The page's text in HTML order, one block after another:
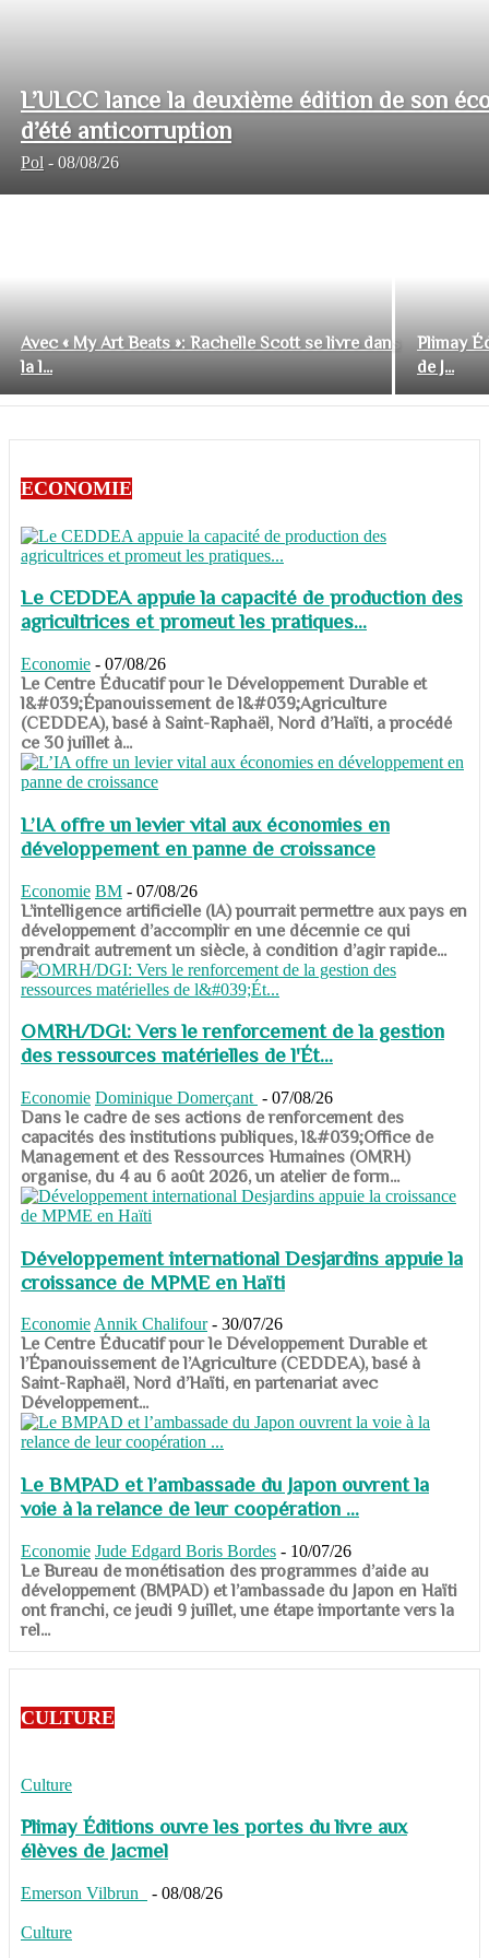
L’ULCC lance la deuxième édition de son
d’été anticorruption
Pol - 08/08/26
Avec « My Art Beats »: Rachelle Scott se livre dans
la l...
Plimay
de J...
ECONOMIE
Le CEDDEA appuie la capacité de production des
agricultrices et promeut les pratiques...
Economie - 07/08/26
​​​​​​​Le Centre Éducatif pour le Développement Durable et
l&#039;Épanouissement de l&#039;Agriculture
(CEDDEA), basé à Saint-Raphaël, Nord d’Haïti, a procédé
ce 30 juillet à...
L’IA offre un levier vital aux économies en
développement en panne de croissance
Economie BM - 07/08/26
​​​​​​​L’intelligence artificielle (IA) pourrait permettre aux pays en
développement d’accomplir en une décennie ce qui
prendrait autrement un siècle, à condition d’agir rapide...
OMRH/DGI: Vers le renforcement de la gestion
des ressources matérielles de l'Ét...
Economie Dominique Domerçant - 07/08/26
Dans le cadre de ses actions de renforcement des
capacités des institutions publiques, l&#039;Office de
Management et des Ressources Humaines (OMRH)
organise, du 4 au 6 août 2026, un atelier de form...
Développement international Desjardins appuie la
croissance de MPME en Haïti
Economie Annik Chalifour - 30/07/26
​​​​​​​Le Centre Éducatif pour le Développement Durable et
l’Épanouissement de l’Agriculture (CEDDEA), basé à
Saint-Raphaël, Nord d’Haïti, en partenariat avec
Développement...
Le BMPAD et l’ambassade du Japon ouvrent la
voie à la relance de leur coopération ...
Economie Jude Edgard Boris Bordes - 10/07/26
​​​​​​​Le Bureau de monétisation des programmes d’aide au
développement (BMPAD) et l’ambassade du Japon en Haïti
ont franchi, ce jeudi 9 juillet, une étape importante vers la
rel...
CULTURE
Culture
Plimay Éditions ouvre les portes du livre aux
élèves de Jacmel
Emerson Vilbrun - 08/08/26
Culture